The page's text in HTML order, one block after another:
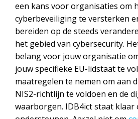
een kans voor organisaties om
cyberbeveiliging te versterken
bereiden op de steeds
het gebied van cybersecurity.
belang voor jouw organisatie
jouw specifieke EU-lidstaat te
maatregelen te nemen om aan
NIS2-richtlijn te voldoen en de
waarborgen. IDB4ict staat